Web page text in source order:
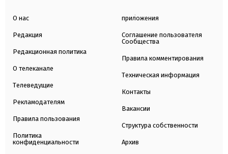
О нас
Редакция
Редакционная политика
О телеканале
Телеведущие
Рекламодателям
Правила пользования
Политика
конфиденциальности
приложения
Соглашение пользователя
Сообщества
Правила комментирования
Техническая информация
Контакты
Вакансии
Структура собственности
Архив